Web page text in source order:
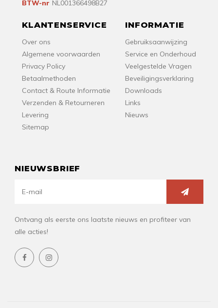
BTW-nr NL001366498B27
KLANTENSERVICE
Over ons
Algemene voorwaarden
Privacy Policy
Betaalmethoden
Contact & Route Informatie
Verzenden & Retourneren
Levering
Sitemap
INFORMATIE
Gebruiksaanwijzing
Service en Onderhoud
Veelgestelde Vragen
Beveiligingsverklaring
Downloads
Links
Nieuws
NIEUWSBRIEF
Ontvang als eerste ons laatste nieuws en profiteer van
alle acties!